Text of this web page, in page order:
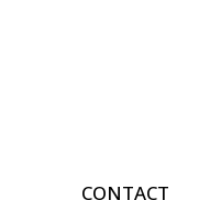
CONTACT